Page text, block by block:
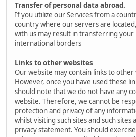
Transfer of personal data abroad.
If you utilize our Services from a
country where our servers are
with us may result in transferring your
international borders
Links to other websites
Our website may contain links to
However, once you have used these
should note that we do not have any
website. Therefore, we cannot be
protection and privacy of any
whilst visiting such sites and such
privacy statement. You should